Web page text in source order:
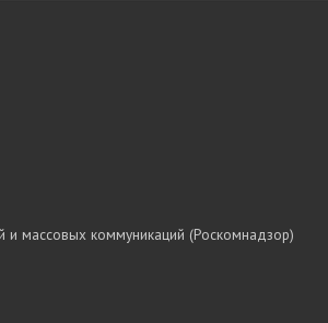
массовых коммуникаций (Роскомнадзор)